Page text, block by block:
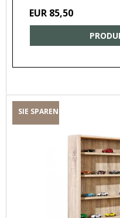
EUR 85,50
SIE SPAREN